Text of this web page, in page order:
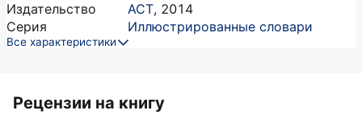
Издательство
АСТ, 2014
Серия
Иллюстрированные словари
Все характеристики
Рецензии на книгу